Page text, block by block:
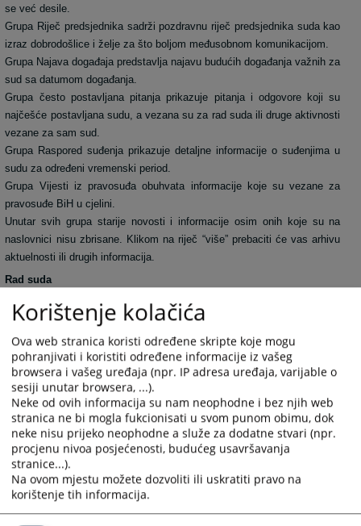
se već desile.
Grupa Riječ predsjednika sadrži pozdravnu riječ predsjednika suda kao
izraz dobrodošlice i želje za što boljom međusobnom komunikacijom.
Grupa Najava događaja predstavlja najavu budućih događanja važnih za
sud sa datumom događanja.
Grupa često postavljana pitanja prikazuje pitanja i odgovore koji su
najčešće postavljana sudu, a vezana su za rad suda ili druge aktivnosti
vezane za sam sud.
Grupa Raspored suđenja prikazuje detaljne informacije o suđenjima u
sudu za određeni vremenski period.
Grupa Vijesti iz pravosuđa obuhvata informacije koje su vezane za
pravosuđe BiH u cjelini.
Unutar svih grupa starije novosti i informacije osim onih koje su na
naslovnici nisu zbrisane. Klikom na riječ “više” prebaciti će vas arhivu
aktuelnosti ili drugih informacija.
Rad suda
novostima (arhivom) koje su vezane za rad suda.
koje na sudu možete dobiti, o samoj organizaciji suda, o statistici o
protoku predmeta, o osnivanju suda, o uposlenicima suda.
Oglasna ploča
Kroz informacije krećete se na isti način kao i kroz Rad suda. Na
oglasnu ploču, administrator će stavljati informacije ili službene
obavijesti koje su i u zgradi suda postavljene na oglasnu ploču
Vaša pitanja
Web stranica namijenjena profesionalnoj zajednici, medijima, i svim
građanima Bosne i Hercegovine. Administrator će vrlo rado objaviti
Korištenje kolačića
Ova web stranica koristi određene skripte koje mogu
pohranjivati i koristiti određene informacije iz vašeg
browsera i vašeg uređaja (npr. IP adresa uređaja, varijable o
sesiji unutar browsera, ...).
Neke od ovih informacija su nam neophodne i bez njih web
stranica ne bi mogla fukcionisati u svom punom obimu, dok
neke nisu prijeko neophodne a služe za dodatne stvari (npr.
procjenu nivoa posjećenosti, budućeg usavršavanja
stranice...).
Na ovom mjestu možete dozvoliti ili uskratiti pravo na
korištenje tih informacija.